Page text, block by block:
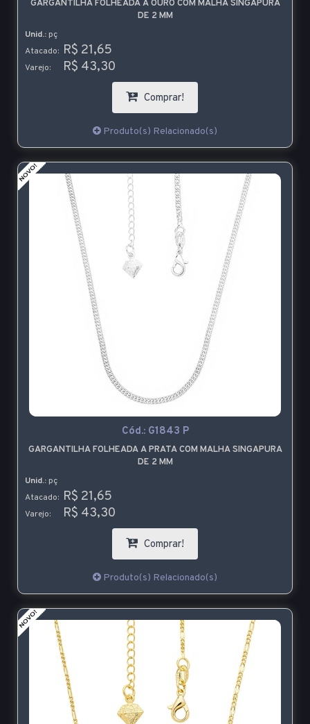
GARGANTILHA FOLHEADA A OURO COM MALHA SINGAPURA
DE 2 MM
Unid.: pç
Atacado: R$ 21,65
Varejo: R$ 43,30
Comprar!
Produto(s) Relacionado(s)
Cód.: G1843 P
GARGANTILHA FOLHEADA A PRATA COM MALHA SINGAPURA
DE 2 MM
Unid.: pç
Atacado: R$ 21,65
Varejo: R$ 43,30
Comprar!
Produto(s) Relacionado(s)